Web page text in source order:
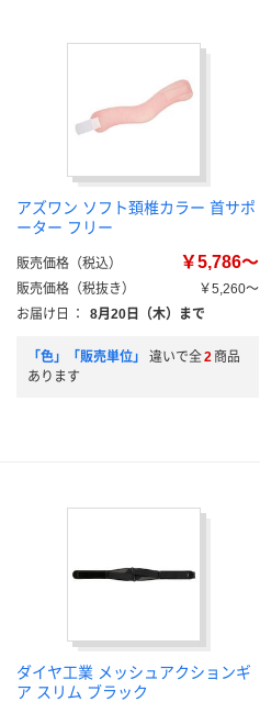
アズワン ソフト頚椎カラー 首サポ
ーター フリー
販売価格（税込） ￥5,786～
販売価格（税抜き）
￥5,260～
お届け日
： 8月20日（木）まで
「色」「販売単位」 違いで全2 商品
あります
ダイヤ工業 メッシュアクションギ
ア スリム ブラック